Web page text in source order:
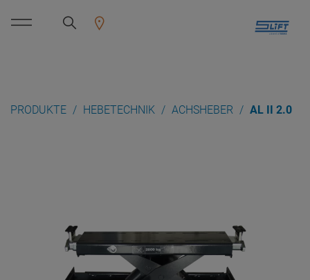
PRODUKTE HEBETECHNIK ACHSHEBER AL II 2.0